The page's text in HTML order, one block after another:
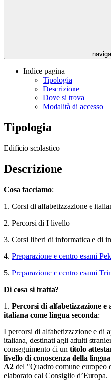
Indice pagina
Tipologia
Descrizione
Dove si trova
Modalità di accesso
Tipologia
Edificio scolastico
Descrizione
Cosa facciamo:
1. Corsi di alfabetizzazione e
2. Percorsi di I livello
3. Corsi liberi di informatica e di
4. Preparazione e centro esami
5. Preparazione e centro esami
Di cosa si tratta?
1. Percorsi di alfabetizzazione
italiana come lingua seconda:
I percorsi di alfabetizzazione e di
italiana, destinati agli adulti
conseguimento di un titolo
livello di conoscenza della
A2 del "Quadro comune europeo
elaborato dal Consiglio d’Europa.